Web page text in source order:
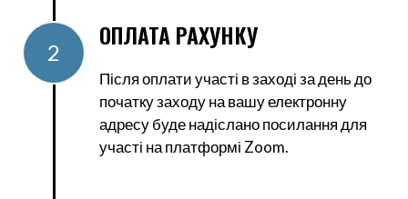
2
ОПЛАТА РАХУНКУ
Після оплати участі в заході за день до
початку заходу на вашу електронну
адресу буде надіслано посилання для
участі на платформі Zoom.